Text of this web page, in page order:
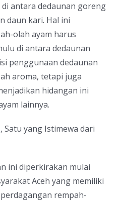
di antara dedaunan goreng
daun kari. Hal ini
olah ayam harus
di antara dedaunan
penggunaan dedaunan
aroma, tetapi juga
hidangan ini
lainnya.
ini diperkirakan mulai
Aceh yang memiliki
rempah-